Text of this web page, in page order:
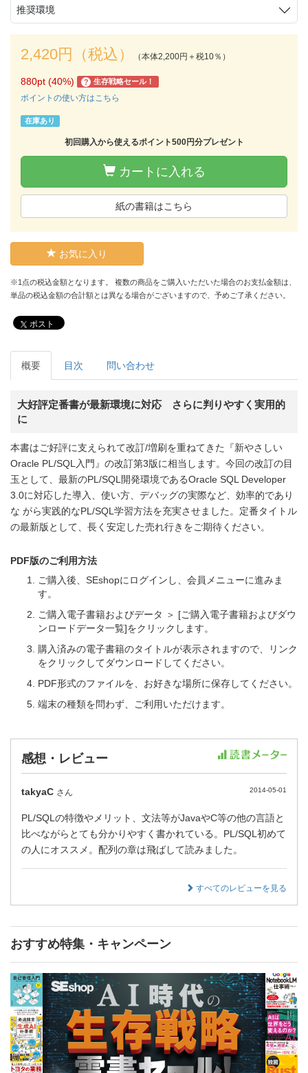
推奨環境
2,420円（税込） （本体2,200円＋税10％）
880pt (40%) ? 生存戦略セール！
ポイントの使い方はこちら
在庫あり
初回購入から使えるポイント500円分プレゼント
カートに入れる
紙の書籍はこちら
お気に入り
※1点の税込金額となります。 複数の商品をご購入いただいた場合のお支払金額は、
単品の税込金額の合計額とは異なる場合がございますので、予めご了承ください。
ポスト
概要 目次 問い合わせ
大好評定番書が最新環境に対応 さらに判りやすく実用的
に
本書はご好評に支えられて改訂/増刷を重ねてきた『新やさしい
Oracle PL/SQL入門』の改訂第3版に相当します。今回の改訂の目
玉として、最新のPL/SQL開発環境であるOracle SQL Developer
3.0に対応した導入、使い方、デバッグの実際など、効率的であり
な がら実践的なPL/SQL学習方法を充実させました。定番タイトル
の最新版として、長く安定した売れ行きをご期待ください。
PDF版のご利用方法
ご購入後、SEshopにログインし、会員メニューに進みま
す。
ご購入電子書籍およびデータ ＞ [ご購入電子書籍およびダウ
ンロードデータ一覧]をクリックします。
購入済みの電子書籍のタイトルが表示されますので、リンク
をクリックしてダウンロードしてください。
PDF形式のファイルを、お好きな場所に保存してください。
端末の種類を問わず、ご利用いただけます。
感想・レビュー
takyaC さん 2014-05-01
PL/SQLの特徴やメリット、文法等がJavaやC等の他の言語と
比べながらとても分かりやすく書かれている。PL/SQL初めて
の人にオススメ。配列の章は飛ばして読みました。
すべてのレビューを見る
おすすめ特集・キャンペーン